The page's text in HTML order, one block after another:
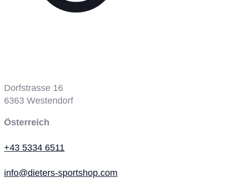
Dorfstrasse 16
6363 Westendorf
Österreich
+43 5334 6511
info@dieters-sportshop.com